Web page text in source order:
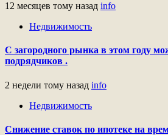
12 месяцев тому назад info
Недвижимость
С загородного рынка в этом году
подрядчиков .
2 недели тому назад info
Недвижимость
Снижение ставок по ипотеке на